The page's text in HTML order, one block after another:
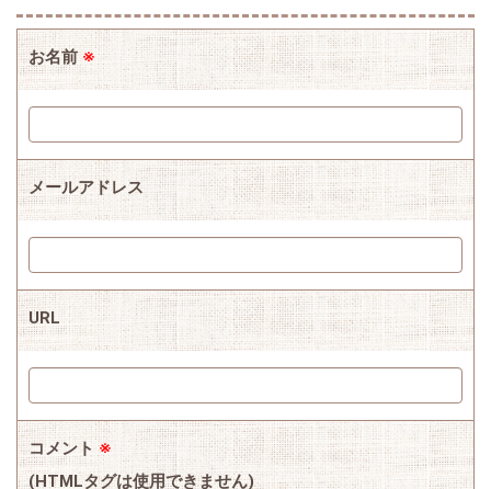
お名前 ※
メールアドレス
URL
コメント※
(HTMLタグは使用できません)